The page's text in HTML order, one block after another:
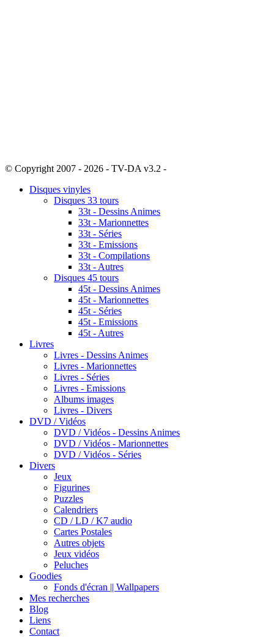
© Copyright 2007 - 2026 - TV-DA v3.2 -
Disques vinyles
Disques 33 tours
33t - Dessins Animes
33t - Marionnettes
33t - Séries
33t - Emissions
33t - Compilations
33t - Autres
Disques 45 tours
45t - Dessins Animes
45t - Marionnettes
45t - Séries
45t - Emissions
45t - Autres
Livres
Livres - Dessins Animes
Livres - Marionnettes
Livres - Séries
Livres - Emissions
Albums images
Livres - Divers
DVD / Vidéos
DVD / Vidéos - Dessins Animes
DVD / Vidéos - Marionnettes
DVD / Vidéos - Séries
Divers
Jeux
Figurines
Puzzles
Calendriers
CD / LD / K7 audio
Cartes Postales
Autres objets
Jeux vidéos
Peluches
Goodies
Fonds d'écran || Wallpapers
Mes recherches
Blog
Liens
Contact